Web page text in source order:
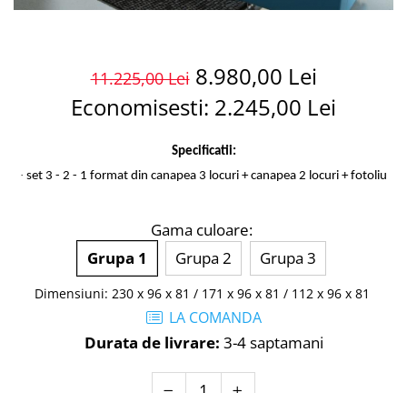
11.225,00 Lei 8.980,00 Lei
Economisesti: 2.245,00 Lei
Specificatii:
· set 3 - 2 - 1 format din canapea 3 locuri + canapea 2 locuri + fotoliu
Gama culoare:
Grupa 1
Grupa 2 Grupa 3
Dimensiuni: 230 x 96 x 81 / 171 x 96 x 81 / 112 x 96 x 81
LA COMANDA
Durata de livrare: 3-4 saptamani